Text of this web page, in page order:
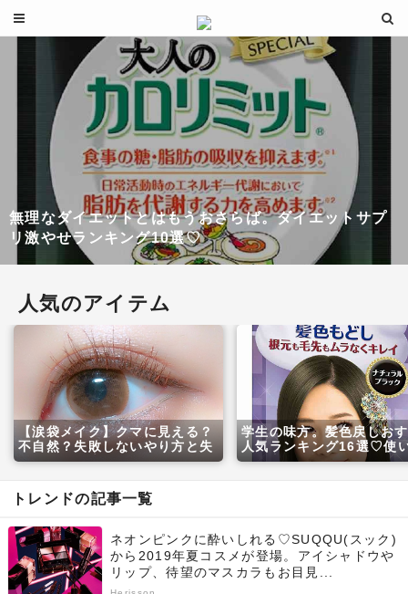
無理なダイエットとはもうおさらば。ダイエットサプ
リ激やせランキング10選♡
人気のアイテム
【涙袋メイク】クマに見える？
不自然？失敗しないやり方と失
敗例5つをプロが伝授します♡
学生の味方。髪色戻しお
人気ランキング16選♡使
選び方も解説！
トレンドの記事一覧
ネオンピンクに酔いしれる♡SUQQU(スック)
から2019年夏コスメが登場。アイシャドウや
リップ、待望のマスカラもお目見...